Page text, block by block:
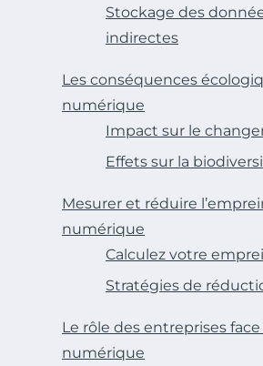
Stockage des
indirectes
Les conséquences
numérique
Impact sur le
Effets sur la
Mesurer et réduire
numérique
Calculez votre
Stratégies de
Le rôle des entreprises face
numérique